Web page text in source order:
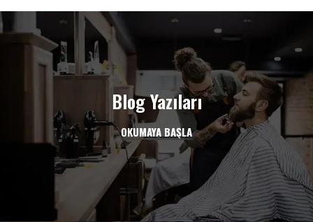
Blog Yazıları
OKUMAYA BAŞLA